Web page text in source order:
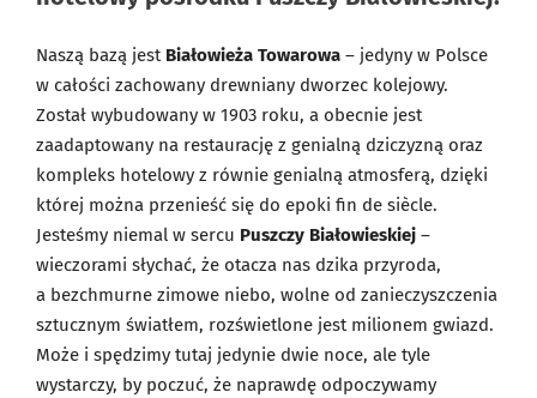
Naszą bazą jest Białowieża Towarowa – jedyny w Polsce
w całości zachowany drewniany dworzec kolejowy.
Został wybudowany w 1903 roku, a obecnie jest
zaadaptowany na restaurację z genialną dziczyzną oraz
kompleks hotelowy z równie genialną atmosferą, dzięki
której można przenieść się do epoki fin de siècle.
Jesteśmy niemal w sercu Puszczy Białowieskiej –
wieczorami słychać, że otacza nas dzika przyroda,
a bezchmurne zimowe niebo, wolne od zanieczyszczenia
sztucznym światłem, rozświetlone jest milionem gwiazd.
Może i spędzimy tutaj jedynie dwie noce, ale tyle
wystarczy, by poczuć, że naprawdę odpoczywamy